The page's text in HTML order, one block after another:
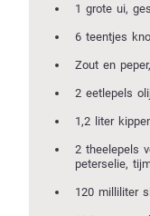
1 grote ui,
6 teentjes
Zout en
2 eetlepels
1,2 liter
2 theelepels
peterselie,
120 milliliter